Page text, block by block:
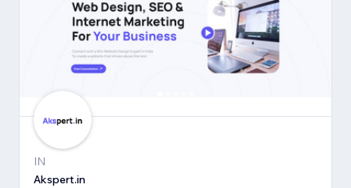
IN
Akspert.in